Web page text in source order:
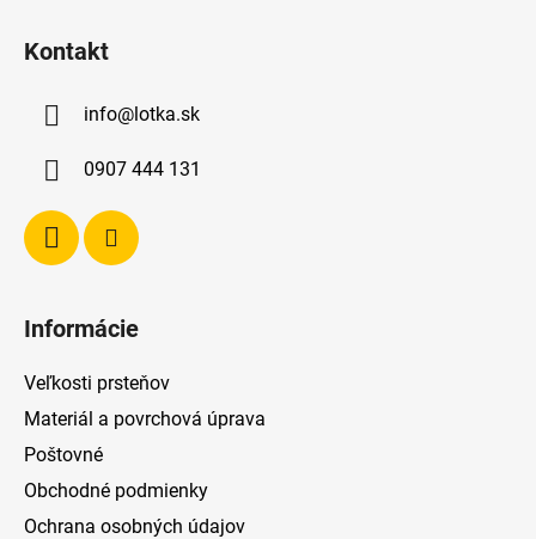
Kontakt
info@lotka.sk
0907 444 131
Informácie
Veľkosti prsteňov
Materiál a povrchová úprava
Poštovné
Obchodné podmienky
Ochrana osobných údajov